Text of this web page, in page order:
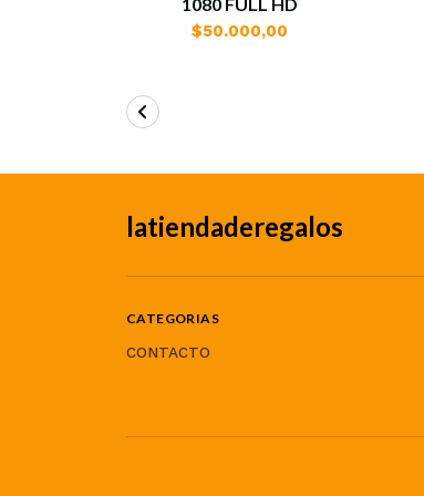
$50.000,00
latiendaderegalos
CATEGORIAS
CONTACTO